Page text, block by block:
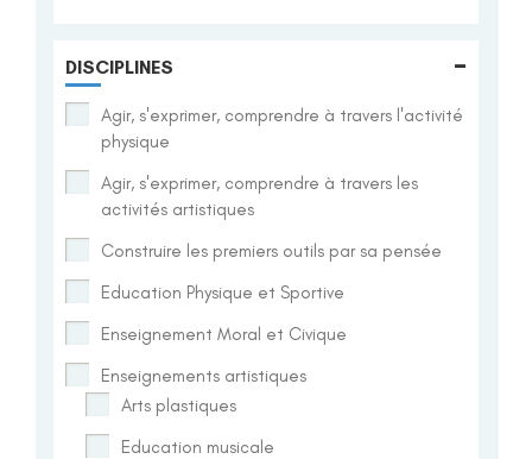
DISCIPLINES -
Agir, s'exprimer, comprendre à travers l'activité
physique
Agir, s'exprimer, comprendre à travers les
activités artistiques
Construire les premiers outils par sa pensée
Education Physique et Sportive
Enseignement Moral et Civique
Enseignements artistiques
Arts plastiques
Education musicale